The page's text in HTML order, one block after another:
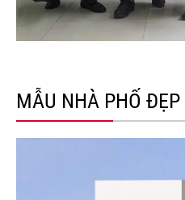
MẪU NHÀ PHỐ ĐẸP